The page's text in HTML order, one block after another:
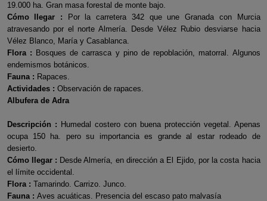
19.000 ha. Gran masa forestal de monte bajo.
Cómo llegar : Por la carretera 342 que une Granada con Murcia
atravesando por el norte Almería. Desde Vélez Rubio desviarse hacia
Vélez Blanco, María y Casablanca.
Flora : Bosques de carrasca y pino de repoblación, matorral. Algunos
endemismos botánicos.
Fauna : Rapaces.
Actividades : Observación de rapaces.
Albufera de Adra
Descripción : Humedal costero con buena protección vegetal. Apenas
ocupa 150 ha. pero su importancia es grande al estar rodeado de
desierto.
Cómo llegar : Desde Almería, en dirección a El Ejido, por la costa hacia
el límite occidental.
Flora : Tamarindo. Carrizo. Junco.
Fauna : Aves acuáticas. Presencia del escaso pato malvasía